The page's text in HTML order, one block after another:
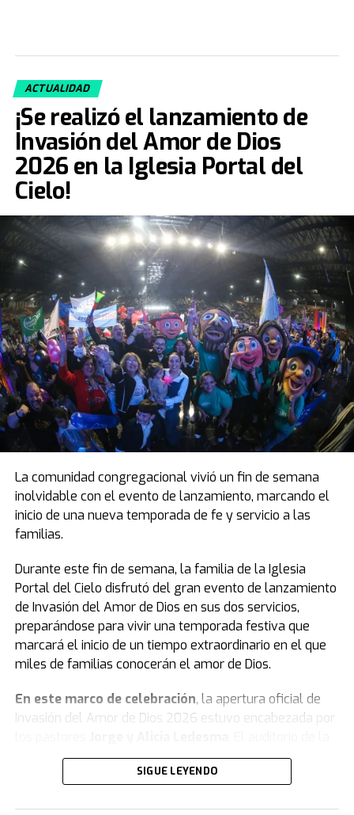
ACTUALIDAD
¡Se realizó el lanzamiento de
Invasión del Amor de Dios
2026 en la Iglesia Portal del
Cielo!
La comunidad congregacional vivió un fin de semana
inolvidable con el evento de lanzamiento, marcando el
inicio de una nueva temporada de fe y servicio a las
familias.
Durante este fin de semana, la familia de la Iglesia
Portal del Cielo disfrutó del gran evento de lanzamiento
de Invasión del Amor de Dios en sus dos servicios,
preparándose para vivir una temporada festiva que
marcará el inicio de un tiempo extraordinario en el que
miles de familias conocerán el amor de Dios.
En este marco de celebración, la apertura oficial de
Invasión del Amor de Dios 2026 estuvo encabezada por
congregación se vistió de un colorido extraordinario con
remeras, globos, banderas, gorras y vinchas
SIGUE LEYENDO